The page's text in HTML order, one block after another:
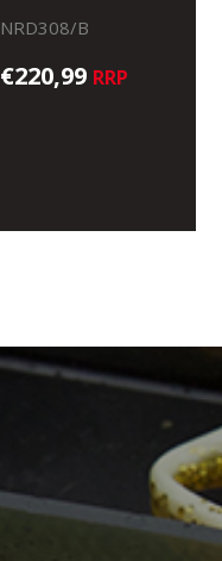
NRD308/B
€220,99 RRP